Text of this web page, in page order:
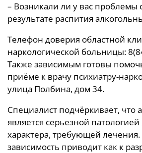
– Возникали ли у вас проблемы
результате распития
Телефон доверия областной
наркологической больницы:
Также зависимым готовы
приёме к врачу психиатру-
улица Полбина, дом 34.
Специалист подчёркивает, что
является серьезной
характера, требующей
зависимость приводит как к